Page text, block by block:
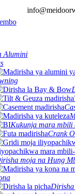
Alumini
Kukunja mara mbili
Crank
moja na Hung